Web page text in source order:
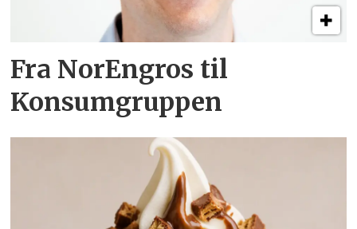
Fra NorEngros til
Konsumgruppen